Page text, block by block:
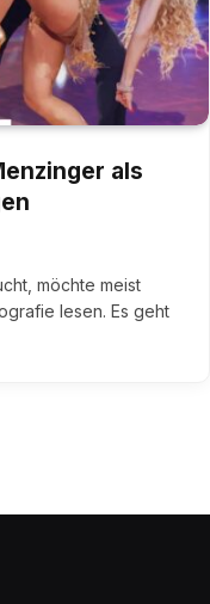
als
möchte meist
lesen. Es geht